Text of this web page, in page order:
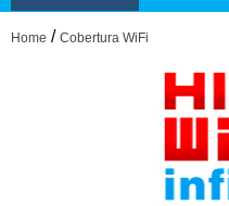
Home / Cobertura WiFi